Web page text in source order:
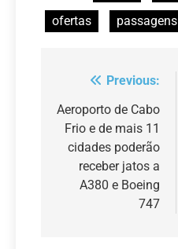
ofertas
passagens
Navegação
de
Post
Previous:
Aeroporto de Cabo
Frio e de mais 11
cidades poderão
receber jatos a
A380 e Boeing
747